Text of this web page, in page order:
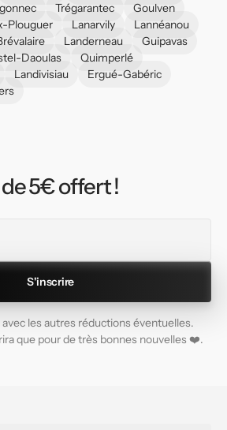
Trégarantec
Goulven
Plouguer Lanarvily
Lannéanou
Landerneau
Guipavas
Daoulas
Quimperlé
Landivisiau
Ergué-Gabéric
5€ offert !
S'inscrire
les autres réductions éventuelles.
que pour de très bonnes nouvelles ❤️.